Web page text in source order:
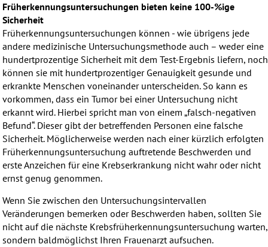
Früherkennungsuntersuchungen bieten keine 100-%ige
Sicherheit
Früherkennungsuntersuchungen können - wie übrigens jede
andere medizinische Untersuchungsmethode auch – weder eine
hundertprozentige Sicherheit mit dem Test-Ergebnis liefern, noch
können sie mit hundertprozentiger Genauigkeit gesunde und
erkrankte Menschen voneinander unterscheiden. So kann es
vorkommen, dass ein Tumor bei einer Untersuchung nicht
erkannt wird. Hierbei spricht man von einem „falsch-negativen
Befund“. Dieser gibt der betreffenden Personen eine falsche
Sicherheit. Möglicherweise werden nach einer kürzlich erfolgten
Früherkennungsuntersuchung auftretende Beschwerden und
erste Anzeichen für eine Krebserkrankung nicht wahr oder nicht
ernst genug genommen.
Wenn Sie zwischen den Untersuchungsintervallen
Veränderungen bemerken oder Beschwerden haben, sollten Sie
nicht auf die nächste Krebsfrüherkennungsuntersuchung warten,
sondern baldmöglichst Ihren Frauenarzt aufsuchen.